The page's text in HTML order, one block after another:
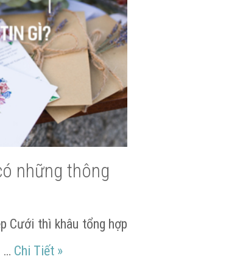
mời
những thông
Cưới thì khâu tổng hợp
… Chi Tiết Thiết kế Thiệp Cưới cần có
»